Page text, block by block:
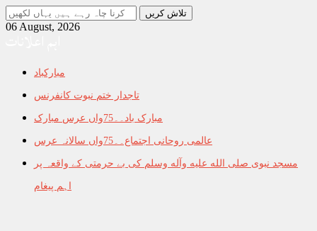
جو
تلاش
یہاں
06 August, 2026
اہم اعلانات
مبارکباد
تاجدار ختم نبوت کانفرنس
مبارک باد۔۔75واں عرس مبارک
عالمی روحانی اجتماع۔۔75واں سالانہ عرس
مسجد نبوی صلى الله عليه وآله وسلم کی بے حرمتی کے واقعہ پر
اہم پیغام